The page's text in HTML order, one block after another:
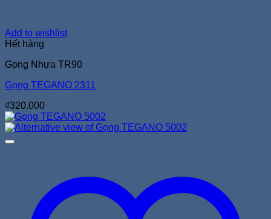
Add to wishlist
Hết hàng
Gọng Nhựa TR90
Gọng TEGANO 2311
₫320.000